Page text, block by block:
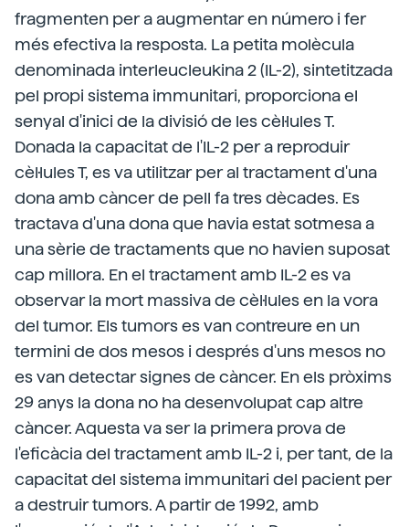
fragmenten per a augmentar en número i fer
més efectiva la resposta. La petita molècula
denominada interleucleukina 2 (IL-2), sintetitzada
pel propi sistema immunitari, proporciona el
senyal d'inici de la divisió de les cèl·lules T.
Donada la capacitat de l'IL-2 per a reproduir
cèl·lules T, es va utilitzar per al tractament d'una
dona amb càncer de pell fa tres dècades. Es
tractava d'una dona que havia estat sotmesa a
una sèrie de tractaments que no havien suposat
cap millora. En el tractament amb IL-2 es va
observar la mort massiva de cèl·lules en la vora
del tumor. Els tumors es van contreure en un
termini de dos mesos i després d'uns mesos no
es van detectar signes de càncer. En els pròxims
29 anys la dona no ha desenvolupat cap altre
càncer. Aquesta va ser la primera prova de
l'eficàcia del tractament amb IL-2 i, per tant, de la
capacitat del sistema immunitari del pacient per
a destruir tumors. A partir de 1992, amb